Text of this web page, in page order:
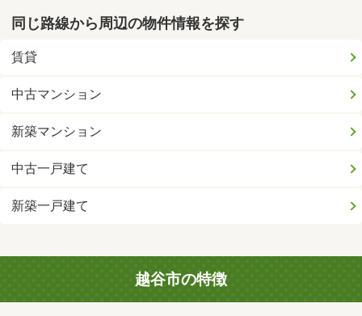
同じ路線から周辺の物件情報を探す
賃貸
中古マンション
新築マンション
中古一戸建て
新築一戸建て
越谷市の特徴